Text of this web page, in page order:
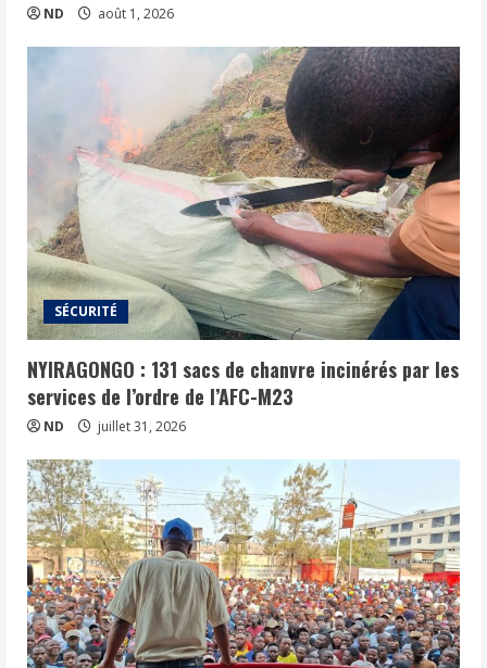
ND août 1, 2026
SÉCURITÉ
NYIRAGONGO : 131 sacs de chanvre incinérés par les
services de l’ordre de l’AFC-M23
ND juillet 31, 2026